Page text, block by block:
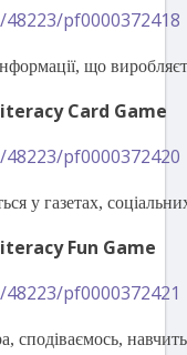
pf0000372418
що
Card Game
pf0000372420
у газетах,
Fun Game
pf0000372421
сподіваємось,